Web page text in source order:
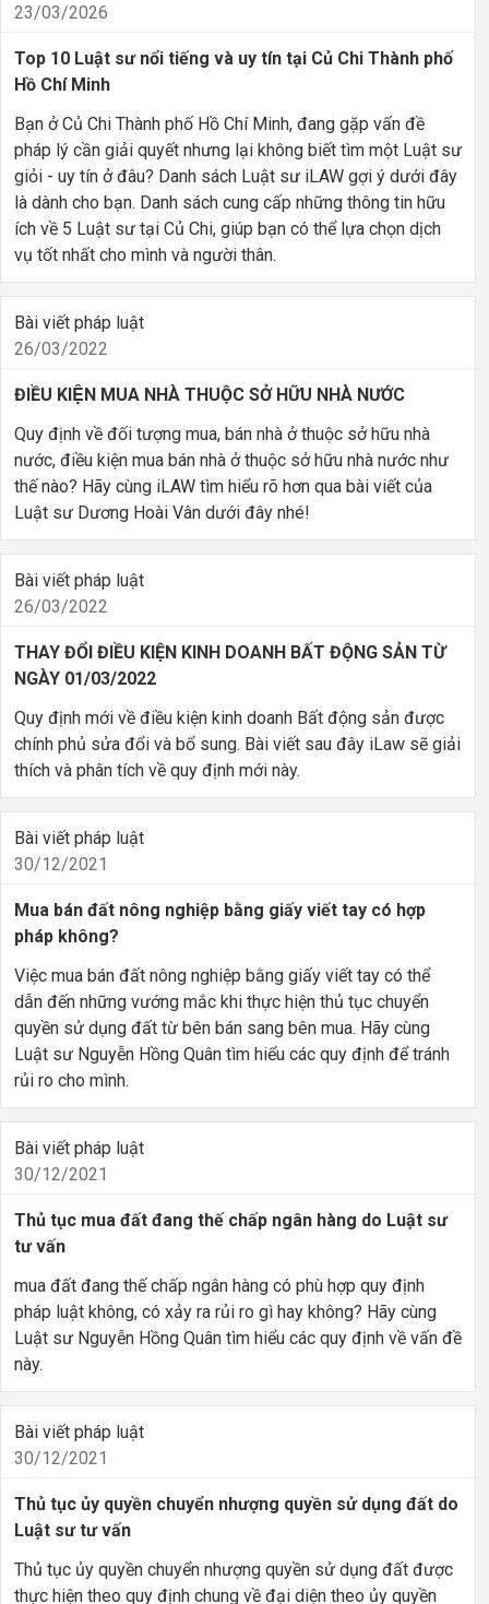
23/03/2026
Top 10 Luật sư nổi tiếng và uy tín tại Củ Chi Thành phố
Hồ Chí Minh
Bạn ở Củ Chi Thành phố Hồ Chí Minh, đang gặp vấn đề
pháp lý cần giải quyết nhưng lại không biết tìm một Luật sư
giỏi - uy tín ở đâu? Danh sách Luật sư iLAW gợi ý dưới đây
là dành cho bạn. Danh sách cung cấp những thông tin hữu
ích về 5 Luật sư tại Củ Chi, giúp bạn có thể lựa chọn dịch
vụ tốt nhất cho mình và người thân.
Bài viết pháp luật
26/03/2022
ĐIỀU KIỆN MUA NHÀ THUỘC SỞ HỮU NHÀ NƯỚC
Quy định về đối tượng mua, bán nhà ở thuộc sở hữu nhà
nước, điều kiện mua bán nhà ở thuộc sở hữu nhà nước như
thế nào? Hãy cùng iLAW tìm hiểu rõ hơn qua bài viết của
Luật sư Dương Hoài Vân dưới đây nhé!
Bài viết pháp luật
26/03/2022
THAY ĐỔI ĐIỀU KIỆN KINH DOANH BẤT ĐỘNG SẢN TỪ
NGÀY 01/03/2022
Quy định mới về điều kiện kinh doanh Bất động sản được
chính phủ sửa đổi và bổ sung. Bài viết sau đây iLaw sẽ giải
thích và phân tích về quy định mới này.
Bài viết pháp luật
30/12/2021
Mua bán đất nông nghiệp bằng giấy viết tay có hợp
pháp không?
Việc mua bán đất nông nghiệp bằng giấy viết tay có thể
dẫn đến những vướng mắc khi thực hiện thủ tục chuyển
quyền sử dụng đất từ bên bán sang bên mua. Hãy cùng
Luật sư Nguyễn Hồng Quân tìm hiểu các quy định để tránh
rủi ro cho mình.
Bài viết pháp luật
30/12/2021
Thủ tục mua đất đang thế chấp ngân hàng do Luật sư
tư vấn
mua đất đang thế chấp ngân hàng có phù hợp quy định
pháp luật không, có xảy ra rủi ro gì hay không? Hãy cùng
Luật sư Nguyễn Hồng Quân tìm hiểu các quy định về vấn đề
này.
Bài viết pháp luật
30/12/2021
Thủ tục ủy quyền chuyển nhượng quyền sử dụng đất do
Luật sư tư vấn
Thủ tục ủy quyền chuyển nhượng quyền sử dụng đất được
thực hiện theo quy định chung về đại diện theo ủy quyền